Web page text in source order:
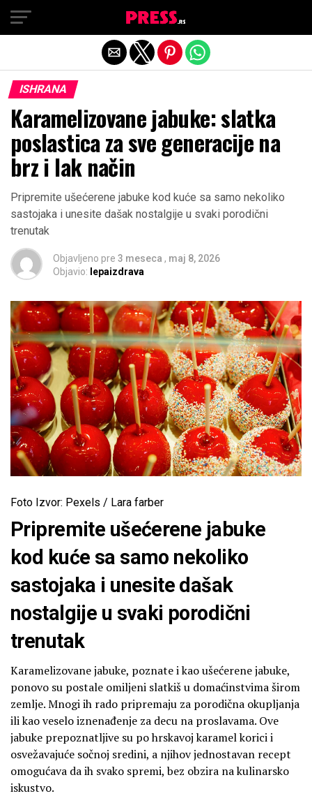
ISHRANA
Karamelizovane jabuke: slatka
poslastica za sve generacije na
brz i lak način
Pripremite ušećerene jabuke kod kuće sa samo nekoliko
sastojaka i unesite dašak nostalgije u svaki porodični
trenutak
Objavljeno pre 3 meseca , maj 8, 2026
Objavio: lepaizdrava
Foto Izvor: Pexels / Lara farber
Pripremite ušećerene jabuke
kod kuće sa samo nekoliko
sastojaka i unesite dašak
nostalgije u svaki porodični
trenutak
Karamelizovane jabuke, poznate i kao ušećerene jabuke,
ponovo su postale omiljeni slatkiš u domaćinstvima širom
zemlje. Mnogi ih rado pripremaju za porodična okupljanja
ili kao veselo iznenađenje za decu na proslavama. Ove
jabuke prepoznatljive su po hrskavoj karamel korici i
osvežavajuće sočnoj sredini, a njihov jednostavan recept
omogućava da ih svako spremi, bez obzira na kulinarsko
iskustvo.
Exit mobile version